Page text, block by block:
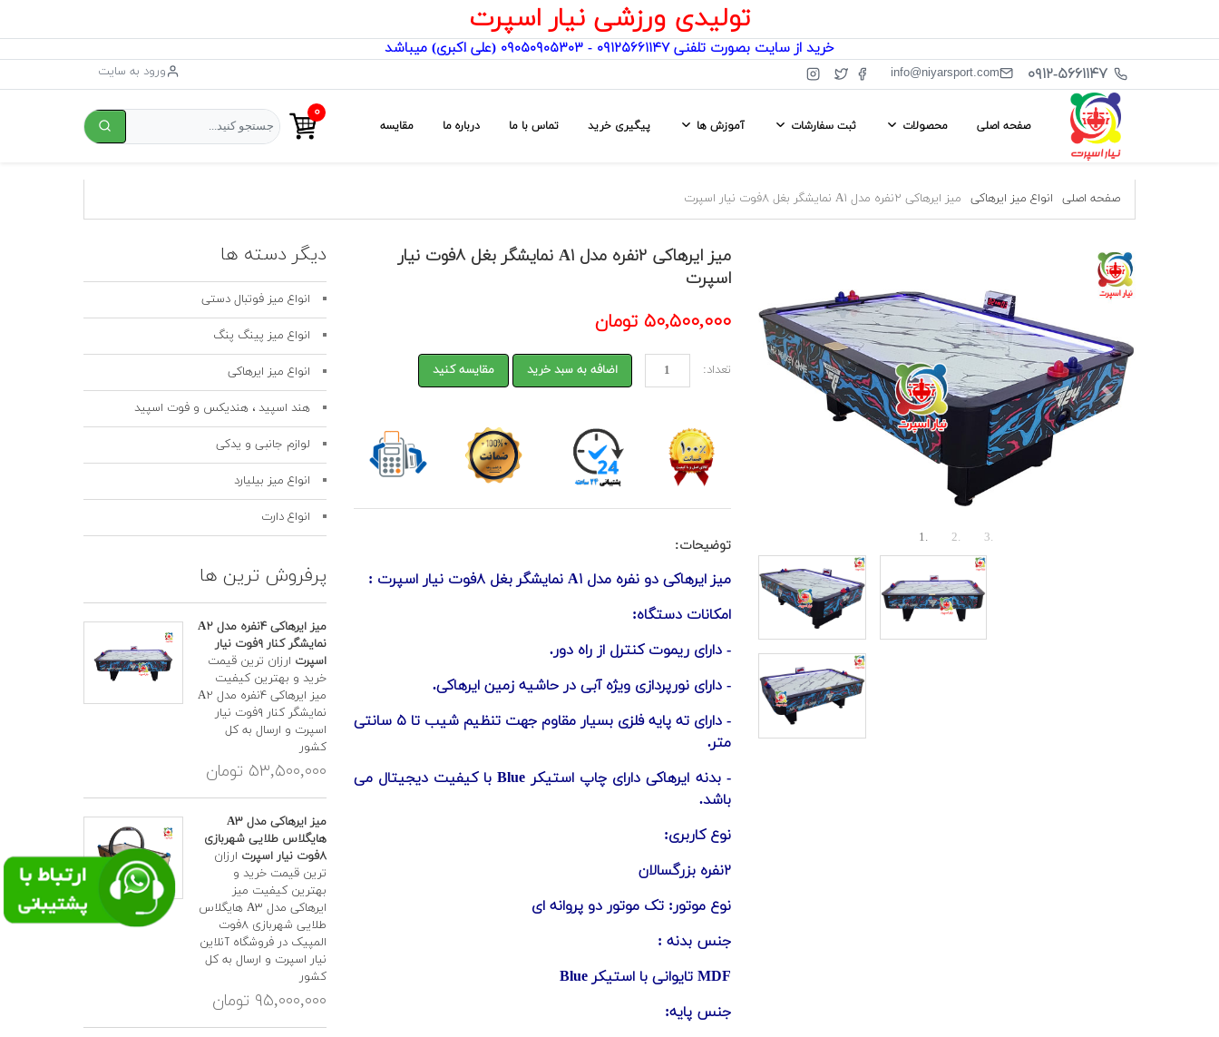
تولیدی ورزشی نیار اسپرت
خرید از سایت بصورت تلفنی ۰۹۱۲۵۶۶۱۱۴۷ - ۰۹۰۵۰۹۰۵۳۰۳ (علی اکبری) میباشد
۰۹۱۲-۵۶۶۱۱۴۷ info@niyarsport.com ورود به سایت
صفحه اصلی محصولات ثبت سفارشات آموزش ها پیگیری خرید تماس با ما درباره ما مقایسه
۰
صفحه اصلی انواع میز ایرهاکی میز ایرهاکی ۲نفره مدل A۱ نمایشگر بغل ۸فوت نیار اسپرت
Previous Next
میز ایرهاکی ۲نفره مدل A۱ نمایشگر بغل ۸فوت نیار
اسپرت
۵۰,۵۰۰,۰۰۰ تومان
تعداد: اضافه به سبد خرید مقایسه کنید
توضیحات:
میز ایرهاکی دو نفره مدل A۱ نمایشگر بغل ۸فوت نیار اسپرت :
امکانات دستگاه:
- دارای ریموت کنترل از راه دور.
- دارای نورپردازی ویژه آبی در حاشیه زمین ایرهاکی.
- دارای ته پایه فلزی بسیار مقاوم جهت تنظیم شیب تا ۵ سانتی
متر.
- بدنه ایرهاکی‌ دارای چاپ استیکر Blue با کیفیت دیجیتال می
باشد.
نوع کاربری:
۲نفره بزرگسالان
نوع موتور: تک موتور دو پروانه ای
جنس بدنه :
MDF تایوانی با استیکر Blue
جنس پایه:
دیگر دسته ها
انواع میز فوتبال دستی
انواع میز پینگ پنگ
انواع میز ایرهاکی
هند اسپید ، هندیکس و فوت اسپید
لوازم جانبی و یدکی
انواع میز بیلیارد
انواع دارت
پرفروش ترین ها
میز ایرهاکی ۴نفره مدل A۲
نمایشگر کنار ۹فوت نیار
اسپرت ارزان ترین قیمت
خرید و بهترین کیفیت
میز ایرهاکی ۴نفره مدل A۲
نمایشگر کنار ۹فوت نیار
اسپرت و ارسال به کل
کشور
۵۳,۵۰۰,۰۰۰ تومان
میز ایرهاکی مدل A۳
هایگلاس طلایی شهربازی
۸فوت نیار اسپرت
ارزان
ترین قیمت خرید و
بهترین کیفیت میز
ایرهاکی مدل A۳ هایگلاس
طلایی شهربازی ۸فوت
المپیک در فروشگاه آنلاین
نیار اسپرت و ارسال به کل
کشور
۹۵,۰۰۰,۰۰۰ تومان